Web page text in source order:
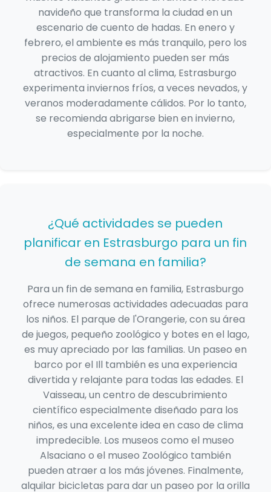
navideño que transforma la ciudad en un
escenario de cuento de hadas. En enero y
febrero, el ambiente es más tranquilo, pero los
precios de alojamiento pueden ser más
atractivos. En cuanto al clima, Estrasburgo
experimenta inviernos fríos, a veces nevados, y
veranos moderadamente cálidos. Por lo tanto,
se recomienda abrigarse bien en invierno,
especialmente por la noche.
¿Qué actividades se pueden
planificar en Estrasburgo para un fin
de semana en familia?
Para un fin de semana en familia, Estrasburgo
ofrece numerosas actividades adecuadas para
los niños. El parque de l'Orangerie, con su área
de juegos, pequeño zoológico y botes en el lago,
es muy apreciado por las familias. Un paseo en
barco por el Ill también es una experiencia
divertida y relajante para todas las edades. El
Vaisseau, un centro de descubrimiento
científico especialmente diseñado para los
niños, es una excelente idea en caso de clima
impredecible. Los museos como el museo
Alsaciano o el museo Zoológico también
pueden atraer a los más jóvenes. Finalmente,
alquilar bicicletas para dar un paseo por la orilla